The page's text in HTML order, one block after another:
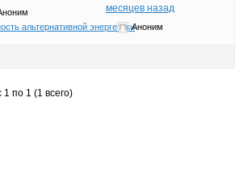
альтернативной энергетики
месяцев назад
Аноним
по 1 (1 всего)